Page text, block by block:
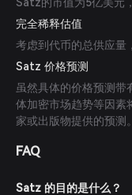
完全稀释估值
考虑到代币的总供应量
Satz 价格预测
虽然具体的价格预测带
体加密市场趋势等因素
家或出版物提供的预测。
FAQ
Satz 的目的是什么？